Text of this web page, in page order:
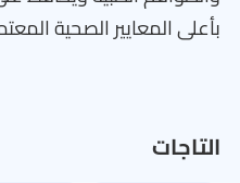
بأعلى المعايير الصحية
التاجات